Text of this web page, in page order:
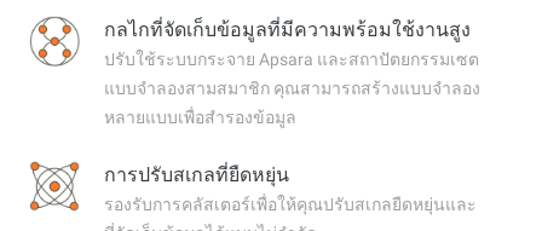
กลไกที่จัดเก็บข้อมูลที่มีความพร้อมใช้งานสูง
ปรับใช้ระบบกระจาย Apsara และสถาปัตยกรรมเซต
แบบจำลองสามสมาชิก คุณสามารถสร้างแบบจำลอง
หลายแบบเพื่อสำรองข้อมูล
การปรับสเกลที่ยืดหยุ่น
รองรับการคลัสเตอร์เพื่อให้คุณปรับสเกลยืดหยุ่นและ